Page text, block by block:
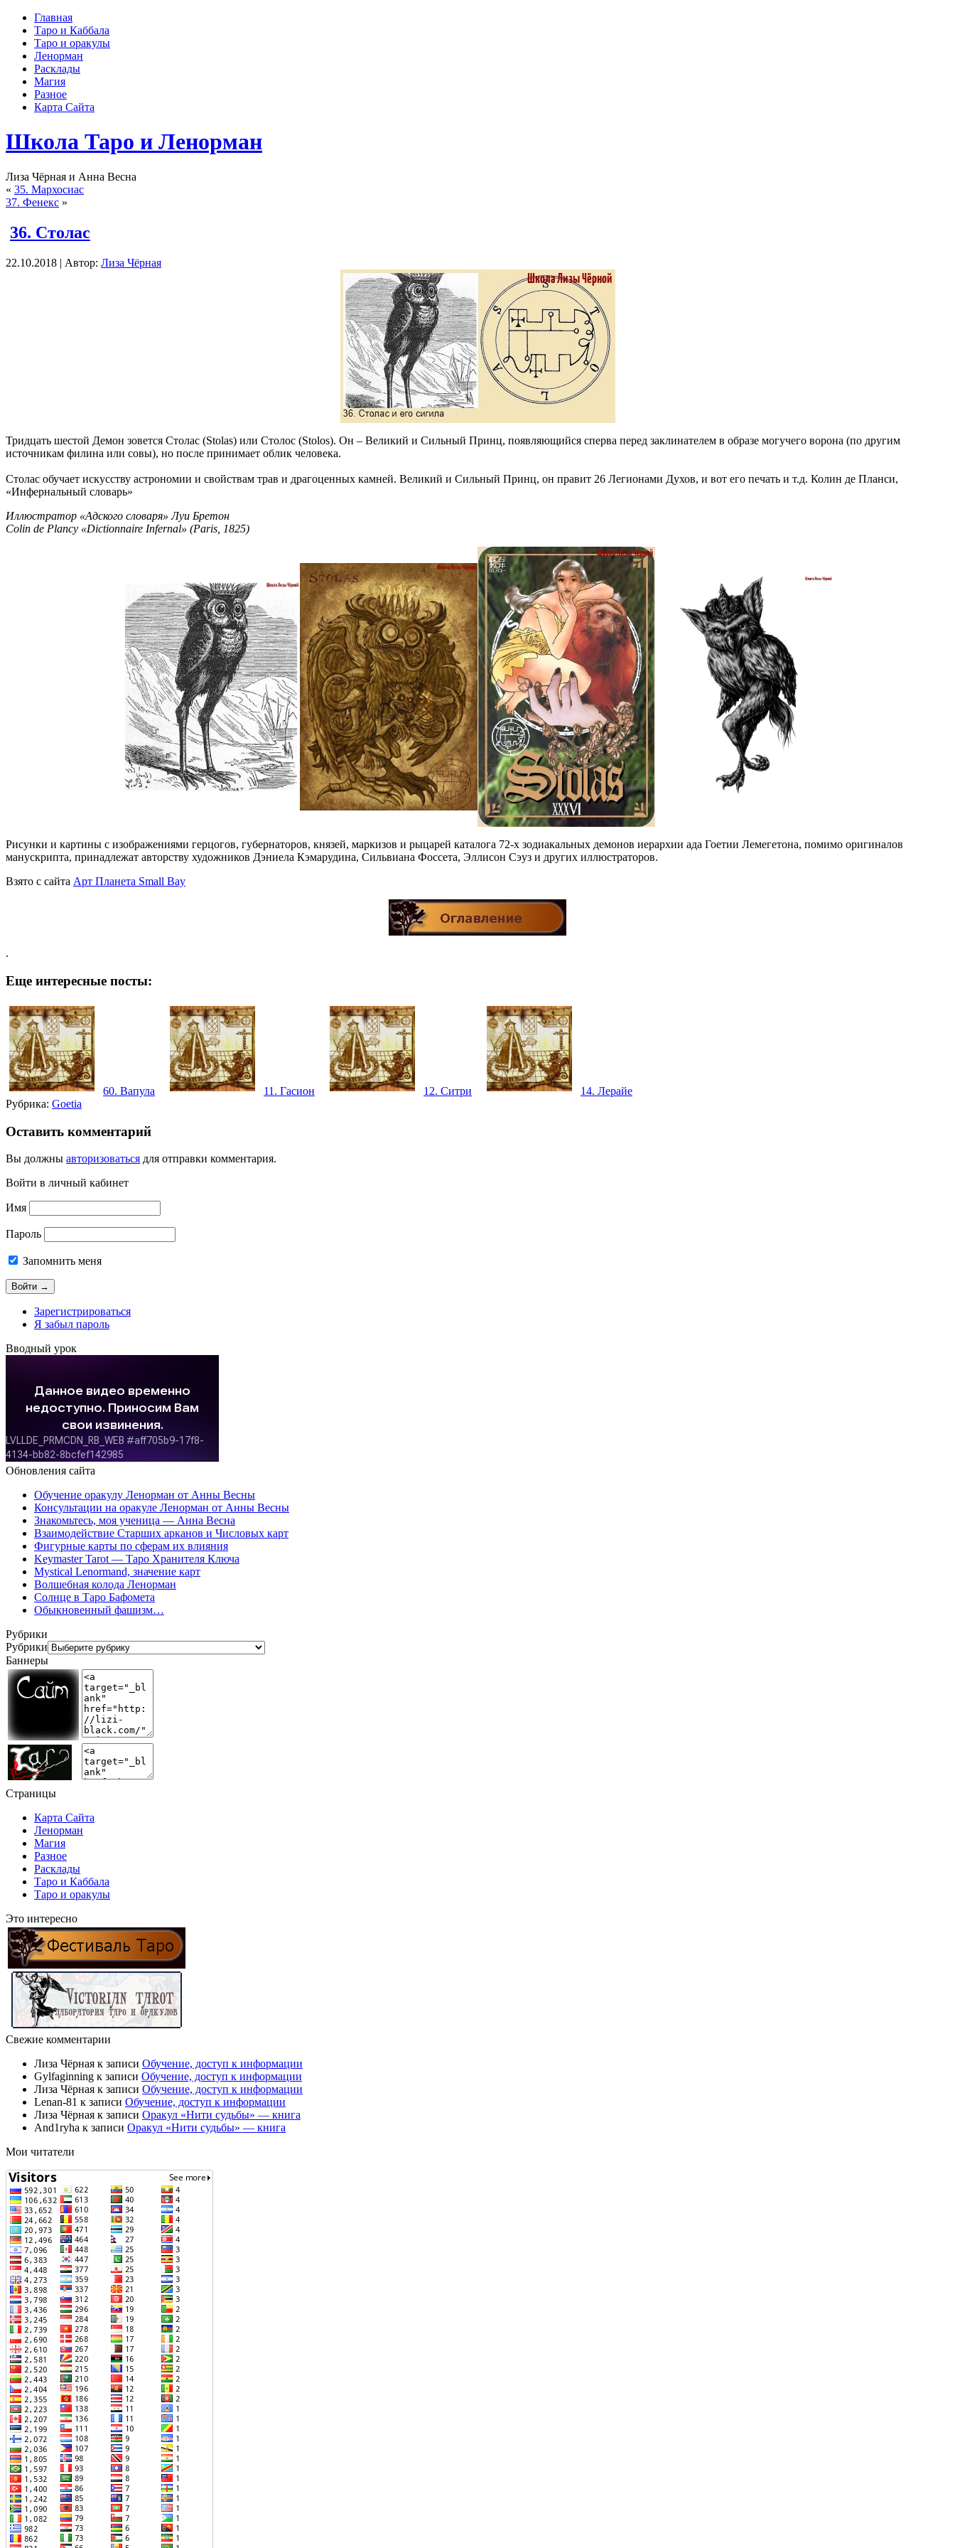
Главная
Таро и Каббала
Таро и оракулы
Ленорман
Расклады
Магия
Разное
Карта Сайта
Школа Таро и Ленорман
Лиза Чёрная и Анна Весна
« 35. Мархосиас
37. Фенекс »
36. Столас
22.10.2018 | Автор: Лиза Чёрная
Тридцать шестой Демон зовется Столас (Stolas) или Столос (Stolos). Он – Великий и Сильный Принц, появляющийся сперва перед заклинателем в образе могучего ворона (по другим
источникам филина или совы), но после принимает облик человека.
Столас обучает искусству астрономии и свойствам трав и драгоценных камней. Великий и Сильный Принц, он правит 26 Легионами Духов, и вот его печать и т.д. Колин де Планси,
«Инфернальный словарь»
Иллюстратор «Адского словаря» Луи Бретон
Colin de Plancy «Dictionnaire Infernal» (Paris, 1825)
Рисунки и картины с изображениями герцогов, губернаторов, князей, маркизов и рыцарей каталога 72-х зодиакальных демонов иерархии ада Гоетии Лемегетона, помимо оригиналов
манускрипта, принадлежат авторству художников Дэниела Кэмарудина, Сильвиана Фоссета, Эллисон Сэуз и других иллюстраторов.
Взято с сайта Aрт Планета Small Bay
.
Еще интересные посты:
60. Вапула 11. Гасион 12. Ситри
14. Лерайе
Рубрика: Goetia
Оставить комментарий
Вы должны авторизоваться для отправки комментария.
Войти в личный кабинет
Имя
Пароль
Запомнить меня
Зарегистрироваться
Я забыл пароль
Вводный урок
Обновления сайта
Обучение оракулу Ленорман от Анны Весны
Консультации на оракуле Ленорман от Анны Весны
Знакомьтесь, моя ученица — Анна Весна
Взаимодействие Старших арканов и Числовых карт
Фигурные карты по сферам их влияния
Keymaster Tarot — Таро Хранителя Ключа
Mystical Lenormand, значение карт
Волшебная колода Ленорман
Солнце в Таро Бафомета
Обыкновенный фашизм…
Рубрики
Рубрики
Баннеры
Страницы
Карта Сайта
Ленорман
Магия
Разное
Расклады
Таро и Каббала
Таро и оракулы
Это интересно
Свежие комментарии
Лиза Чёрная к записи Обучение, доступ к информации
Gylfaginning к записи Обучение, доступ к информации
Лиза Чёрная к записи Обучение, доступ к информации
Lenan-81 к записи Обучение, доступ к информации
Лиза Чёрная к записи Оракул «Нити судьбы» — книга
And1ryha к записи Оракул «Нити судьбы» — книга
Мои читатели